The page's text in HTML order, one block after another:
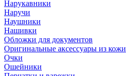
Нарукавники
Наручи
Наушники
Нашивки
Обложки для документов
Оригинальные аксессуары из кожи
Очки
Ошейники